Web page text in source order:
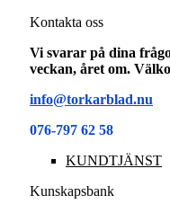
Kontakta oss
Vi svarar på dina
veckan, året om.
info@torkarblad.nu
076-797 62 58
KUNDTJÄNST
Kunskapsbank